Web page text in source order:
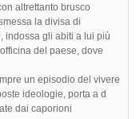
altrettanto brusco
la divisa di
indossa gli abiti a lui più
del paese, dove
un episodio del vivere
ideologie, porta a d
dai caporioni